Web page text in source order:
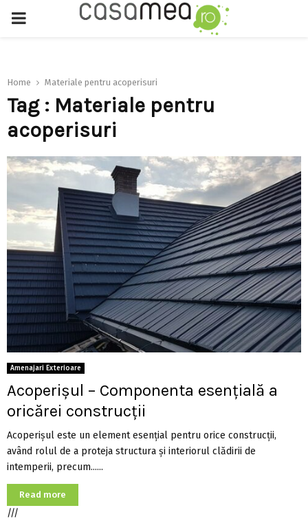
PRIMARY
Home Materiale pentru acoperisuri
Tag : Materiale pentru
acoperisuri
Amenajari Exterioare
Acoperișul – Componenta esențială a
oricărei construcții
Acoperișul este un element esențial pentru orice construcții,
având rolul de a proteja structura și interiorul clădirii de
intemperii, precum......
Read more
///